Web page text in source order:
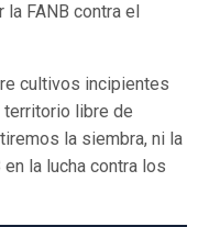
FANB contra el
cultivos incipientes
territorio libre de
la siembra, ni la
la lucha contra los